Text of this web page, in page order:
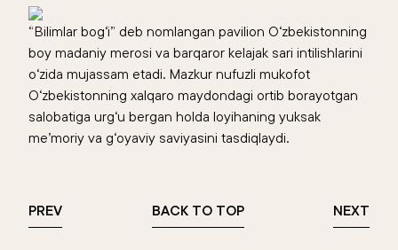
“Bilimlar bog‘i” deb nomlangan pavilion O‘zbekistonning
boy madaniy merosi va barqaror kelajak sari intilishlarini
o‘zida mujassam etadi. Mazkur nufuzli mukofot
O‘zbekistonning xalqaro maydondagi ortib borayotgan
salobatiga urg‘u bergan holda loyihaning yuksak
me’moriy va g‘oyaviy saviyasini tasdiqlaydi.
PREV BACK TO TOP NEXT